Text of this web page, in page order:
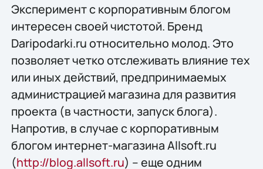
Эксперимент с корпоративным блогом
интересен своей чистотой. Бренд
Daripodarki.ru относительно молод. Это
позволяет четко отслеживать влияние тех
или иных действий, предпринимаемых
администрацией магазина для развития
проекта (в частности, запуск блога).
Напротив, в случае с корпоративным
блогом интернет-магазина Allsoft.ru
(http://blog.allsoft.ru) – еще одним